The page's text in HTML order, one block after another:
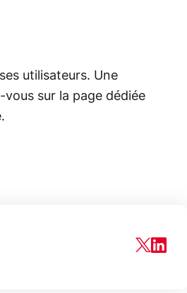
utilisateurs. Une
sur la page dédiée